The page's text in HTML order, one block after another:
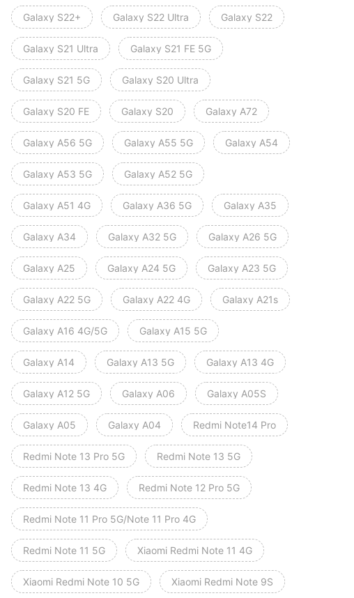
Galaxy S22+ Galaxy S22 Ultra Galaxy S22
Galaxy S21 Ultra Galaxy S21 FE 5G
Galaxy S21 5G Galaxy S20 Ultra
Galaxy S20 FE Galaxy S20 Galaxy A72
Galaxy A56 5G Galaxy A55 5G Galaxy A54
Galaxy A53 5G Galaxy A52 5G
Galaxy A51 4G Galaxy A36 5G Galaxy A35
Galaxy A34 Galaxy A32 5G Galaxy A26 5G
Galaxy A25 Galaxy A24 5G Galaxy A23 5G
Galaxy A22 5G Galaxy A22 4G Galaxy A21s
Galaxy A16 4G/5G Galaxy A15 5G
Galaxy A14 Galaxy A13 5G Galaxy A13 4G
Galaxy A12 5G Galaxy A06 Galaxy A05S
Galaxy A05 Galaxy A04 Redmi Note14 Pro
Redmi Note 13 Pro 5G Redmi Note 13 5G
Redmi Note 13 4G Redmi Note 12 Pro 5G
Redmi Note 11 Pro 5G/Note 11 Pro 4G
Redmi Note 11 5G Xiaomi Redmi Note 11 4G
Xiaomi Redmi Note 10 5G Xiaomi Redmi Note 9S